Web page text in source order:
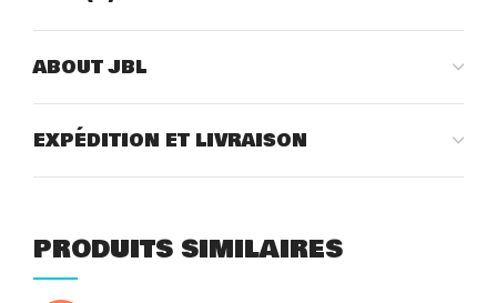
ABOUT JBL
EXPÉDITION ET LIVRAISON
PRODUITS SIMILAIRES